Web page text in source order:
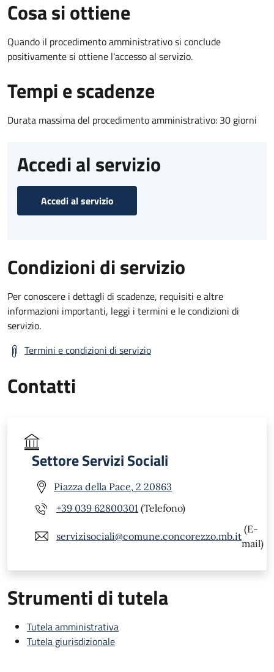
Cosa si ottiene
Quando il procedimento amministrativo si conclude
positivamente si ottiene l'accesso al servizio.
Tempi e scadenze
Durata massima del procedimento amministrativo: 30 giorni
Accedi al servizio
Accedi al servizio
Condizioni di servizio
Per conoscere i dettagli di scadenze, requisiti e altre
informazioni importanti, leggi i termini e le condizioni di
servizio.
Termini e condizioni di servizio
Contatti
Settore Servizi Sociali
Piazza della Pace, 2 20863
+39 039 62800301 (Telefono)
servizisociali@comune.concorezzo.mb.it
(E-
mail)
Strumenti di tutela
Tutela amministrativa
Tutela giurisdizionale